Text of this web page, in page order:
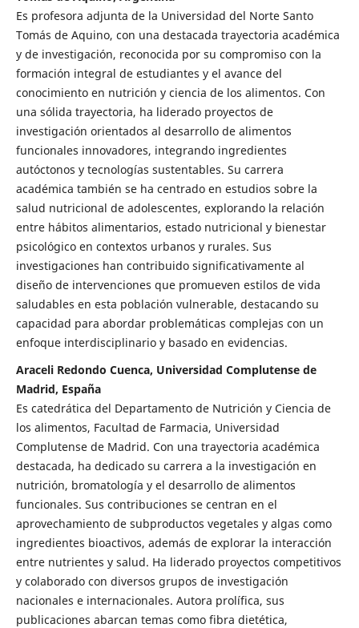
Es profesora adjunta de la Universidad del Norte Santo
Tomás de Aquino, con una destacada trayectoria académica
y de investigación, reconocida por su compromiso con la
formación integral de estudiantes y el avance del
conocimiento en nutrición y ciencia de los alimentos. Con
una sólida trayectoria, ha liderado proyectos de
investigación orientados al desarrollo de alimentos
funcionales innovadores, integrando ingredientes
autóctonos y tecnologías sustentables. Su carrera
académica también se ha centrado en estudios sobre la
salud nutricional de adolescentes, explorando la relación
entre hábitos alimentarios, estado nutricional y bienestar
psicológico en contextos urbanos y rurales. Sus
investigaciones han contribuido significativamente al
diseño de intervenciones que promueven estilos de vida
saludables en esta población vulnerable, destacando su
capacidad para abordar problemáticas complejas con un
enfoque interdisciplinario y basado en evidencias.
Araceli Redondo Cuenca, Universidad Complutense de
Madrid, España
Es catedrática del Departamento de Nutrición y Ciencia de
los alimentos, Facultad de Farmacia, Universidad
Complutense de Madrid. Con una trayectoria académica
destacada, ha dedicado su carrera a la investigación en
nutrición, bromatología y el desarrollo de alimentos
funcionales. Sus contribuciones se centran en el
aprovechamiento de subproductos vegetales y algas como
ingredientes bioactivos, además de explorar la interacción
entre nutrientes y salud. Ha liderado proyectos competitivos
y colaborado con diversos grupos de investigación
nacionales e internacionales. Autora prolífica, sus
publicaciones abarcan temas como fibra dietética,